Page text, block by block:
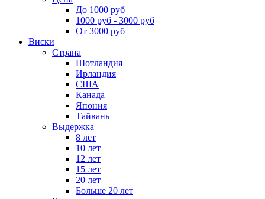
До 1000 руб
1000 руб - 3000 руб
От 3000 руб
Виски
Страна
Шотландия
Ирландия
США
Канада
Япония
Тайвань
Выдержка
8 лет
10 лет
12 лет
15 лет
20 лет
Больше 20 лет